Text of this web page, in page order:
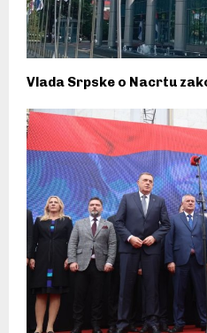
Vlada Srpske o Nacrtu